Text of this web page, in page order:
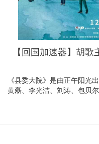
《县委大院》是由正午阳光
黄磊、李光洁、刘涛、包贝